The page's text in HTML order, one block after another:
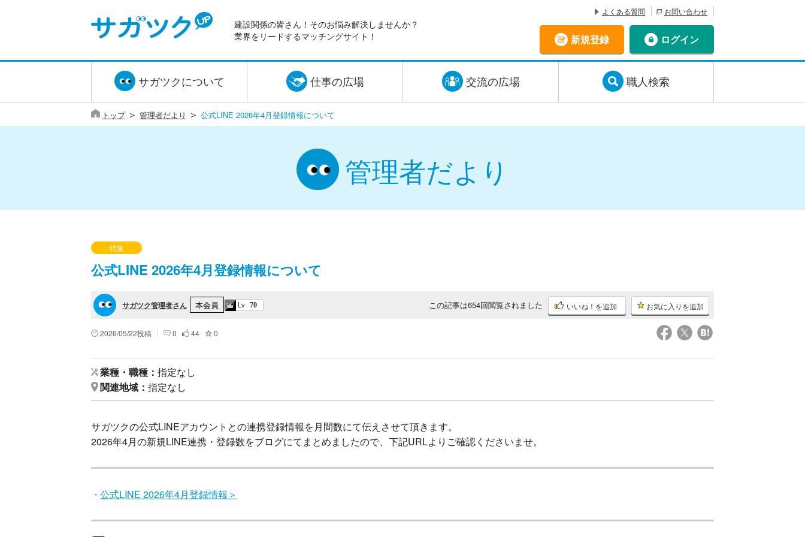
建設関係の皆さん！そのお悩み解決しませんか？
業界をリードするマッチングサイト！
よくある質問 お問い合わせ
新規登録 ログイン
サガツクについて 仕事の広場 交流の広場 職人検索
トップ＞ 管理者だより ＞ 公式LINE 2026年4月登録情報について
管理者だより
特集
公式LINE 2026年4月登録情報について
サガツク管理者さん 本会員 Lv 70 この記事は654回閲覧されました いいね！を追加 お気に入りを追加
2026/05/22投稿 0 44 0
業種・職種
指定なし
関連地域
指定なし
サガツクの公式LINEアカウントとの連携登録情報を月間数にて伝えさせて頂きます。
2026年4月の新規LINE連携・登録数をブログにてまとめましたので、下記URLよりご確認くださいませ。
公式LINE 2026年4月登録情報